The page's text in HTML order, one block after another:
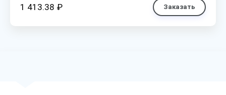
1 413.38 ₽ Заказать